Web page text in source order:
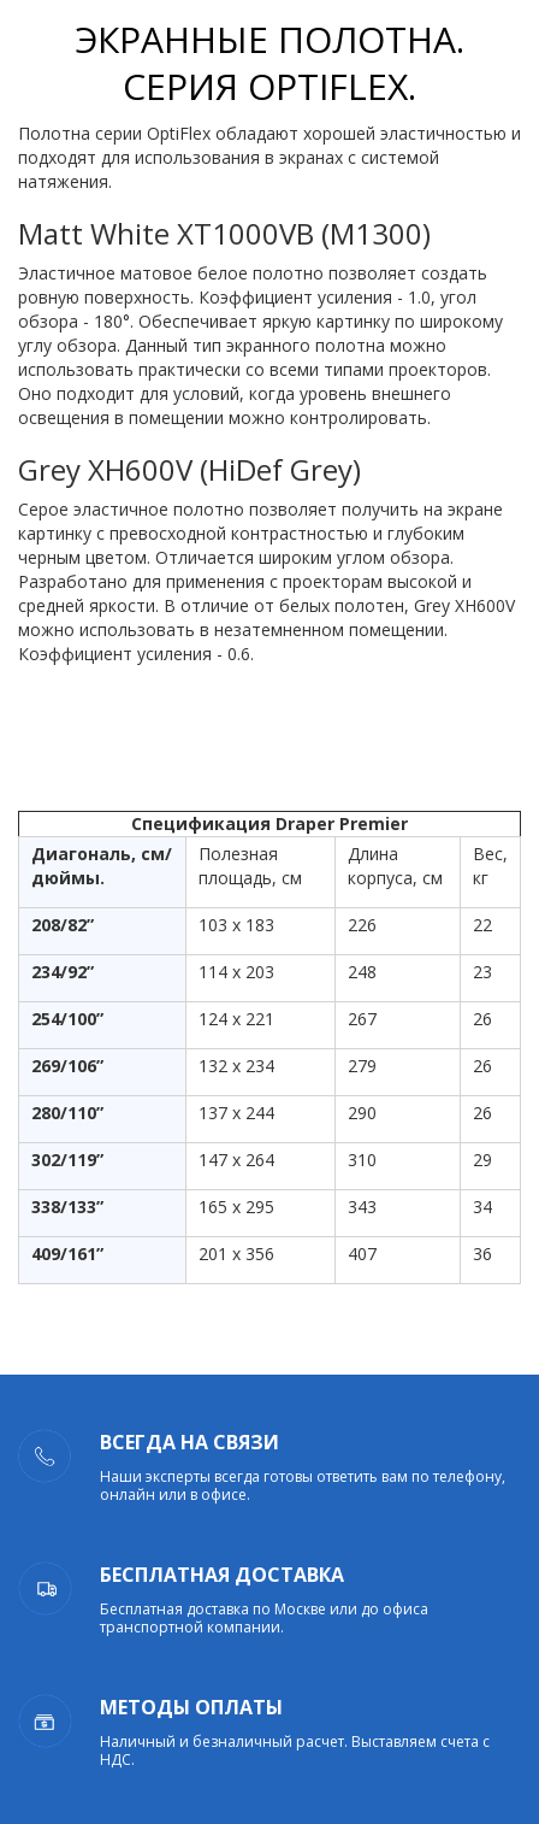
ЭКРАННЫЕ ПОЛОТНА.
СЕРИЯ OPTIFLEX.
Полотна серии OptiFlex обладают хорошей эластичностью и
подходят для использования в экранах с системой
натяжения.
Matt White XT1000VB (M1300)
Эластичное матовое белое полотно позволяет создать
ровную поверхность. Коэффициент усиления - 1.0, угол
обзора - 180°. Обеспечивает яркую картинку по широкому
углу обзора. Данный тип экранного полотна можно
использовать практически со всеми типами проекторов.
Оно подходит для условий, когда уровень внешнего
освещения в помещении можно контролировать.
Grey XH600V (HiDef Grey)
Серое эластичное полотно позволяет получить на экране
картинку с превосходной контрастностью и глубоким
черным цветом. Отличается широким углом обзора.
Разработано для применения с проекторам высокой и
средней яркости. В отличие от белых полотен, Grey XH600V
можно использовать в незатемненном помещении.
Коэффициент усиления - 0.6.
Спецификация Draper Premier
Диагональ, см/
дюймы.
Полезная
площадь, см
Длина
корпуса, см
Вес,
кг
208/82” 103 x 183 226 22
234/92” 114 x 203 248 23
254/100” 124 x 221 267 26
269/106” 132 x 234 279 26
280/110” 137 x 244 290 26
302/119” 147 x 264 310 29
338/133” 165 x 295 343 34
409/161” 201 x 356 407 36
ВСЕГДА НА СВЯЗИ
Наши эксперты всегда готовы ответить вам по телефону,
онлайн или в офисе.
БЕСПЛАТНАЯ ДОСТАВКА
Бесплатная доставка по Москве или до офиса
транспортной компании.
МЕТОДЫ ОПЛАТЫ
Наличный и безналичный расчет. Выставляем счета с
НДС.